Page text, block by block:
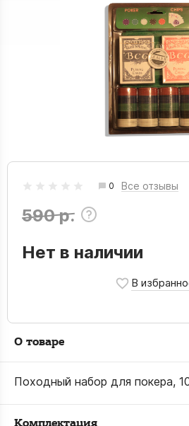
0 Все отзывы
590 р.
Нет в наличии
О товаре
Походный набор для покера,